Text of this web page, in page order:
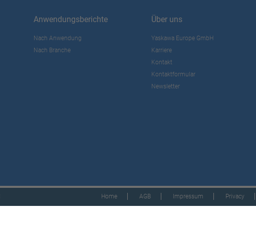
Anwendungsberichte
Nach Anwendung
Nach Branche
Über uns
Yaskawa Europe GmbH
Karriere
Kontakt
Kontaktformular
Newsletter
Home AGB Impressum Privacy